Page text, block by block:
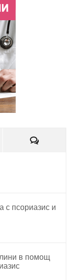
Коментари
с псориазис и
в помощ